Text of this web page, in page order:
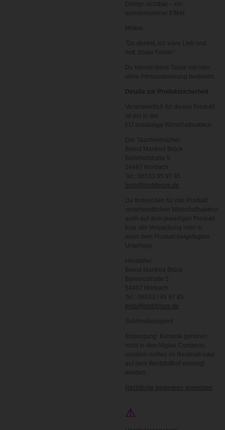
Design sichtbar – ein
wunderschöner Effekt.
Motive:
"Du denkst, ich wäre Lieb und
nett, böser Fehler"
Du kannst diese Tasse mit oder
ohne Personalisierung bestellen.
Details zur Produktsicherheit
Verantwortlich für dieses Produkt
ist der in der
EU ansässige Wirtschaftsakteur:
Der Taschenmacher
Bernd Manfred Brück
Bahnhofstraße 5
54497 Morbach
Tel.: 06533 95 97 85
bmb@bmbforum.de
Du findest den für das Produkt
verantwortlichen Wirtschaftsakteur
auch auf dem jeweiligen Produkt
bzw. der Verpackung oder in
einer dem Produkt beigefügten
Unterlage.
Hersteller:
Bernd Manfred Brück
Bahnhostraße 5
54497 Morbach
Tel.: 06533 / 95 97 85
bmb@bmbforum.de
Sublimationsprint
Entsorgung: Keramik gehören
nicht in den Altglas Container,
sondern sollten im Restmüll oder
auf dem Wertstoffhof entsorgt
werden.
Rechtliche bedenken anmelden
⚠